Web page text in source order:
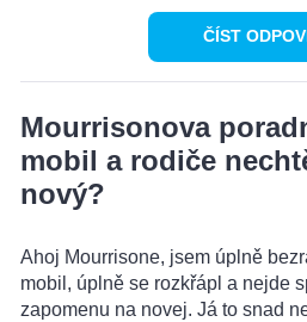
ČÍST
Mourrisonova
mobil a rodiče
nový?
Ahoj Mourrisone, jsem úplně
mobil, úplně se rozkřápl a nejde
zapomenu na novej. Já to snad